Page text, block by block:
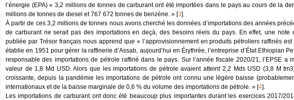
l’énergie (EPA) « 3,2 millions de tonnes de carburant ont été importées dans le pays au cours de la
millions de tonnes de diesel et 767 672 tonnes de benzène. » [3].
À partir de ces 3,2 millions de tonnes nous avons cherché les données d’importations des années
de carburant ne serait pas des importations en deçà, des besoins réels du pays. En effet, une note
publiée par Trésor français nous apprend que « l’approvisionnement en produits pétroliers raffinés
établie en 1951 pour gérer la raffinerie d’Assab, aujourd’hui en Érythrée, l’entreprise d’État Ethiopian
responsable des importations de pétrole raffiné dans le pays. Sur l’année fiscale 2020/21, l’EPSE a
valeur de 1,8 Md USD. Alors que les importations de pétrole avaient atteint 2,2 Mds USD (3,8 M
croissante, depuis la pandémie les importations de pétrole ont connu une légère baisse
internationaux et de la baisse marginale de 0,6 % du volume des importations de pétrole. » [4].
Les importations de carburant ont donc été beaucoup plus importantes durant les exercices 2017/